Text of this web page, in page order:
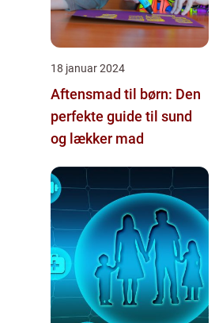
18 januar 2024
Aftensmad til børn: Den
perfekte guide til sund
og lækker mad